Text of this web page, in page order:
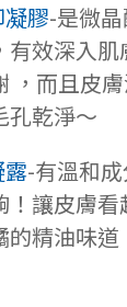
膠-是微
有效深入
，而且皮
孔乾淨～
-有溫和
讓皮膚看
的精油味